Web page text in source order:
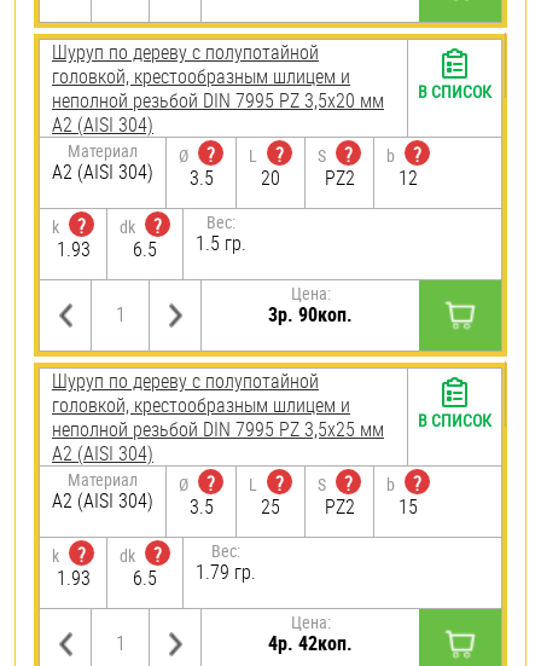
Шуруп по дереву с полупотайной
головкой, крестообразным шлицем и
неполной резьбой DIN 7995 PZ 3,5х20 мм
А2 (AISI 304)
Материал
А2 (AISI 304)
Ø
?
3.5
L
?
20
S
?
PZ2
b
?
12
k
?
1.93
dk
?
6.5
Вес:
1.5 гр.
Цена:
3р. 90коп.
В СПИСОК
Шуруп по дереву с полупотайной
головкой, крестообразным шлицем и
неполной резьбой DIN 7995 PZ 3,5х25 мм
А2 (AISI 304)
Материал
А2 (AISI 304)
Ø
?
3.5
L
?
25
S
?
PZ2
b
?
15
k
?
1.93
dk
?
6.5
Вес:
1.79 гр.
Цена:
4р. 42коп.
В СПИСОК